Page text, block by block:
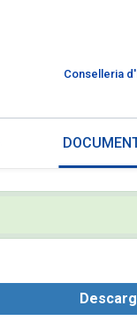
Conselleria